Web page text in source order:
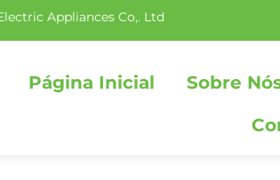
Appliances Co,. Ltd
Página Inicial Sobre